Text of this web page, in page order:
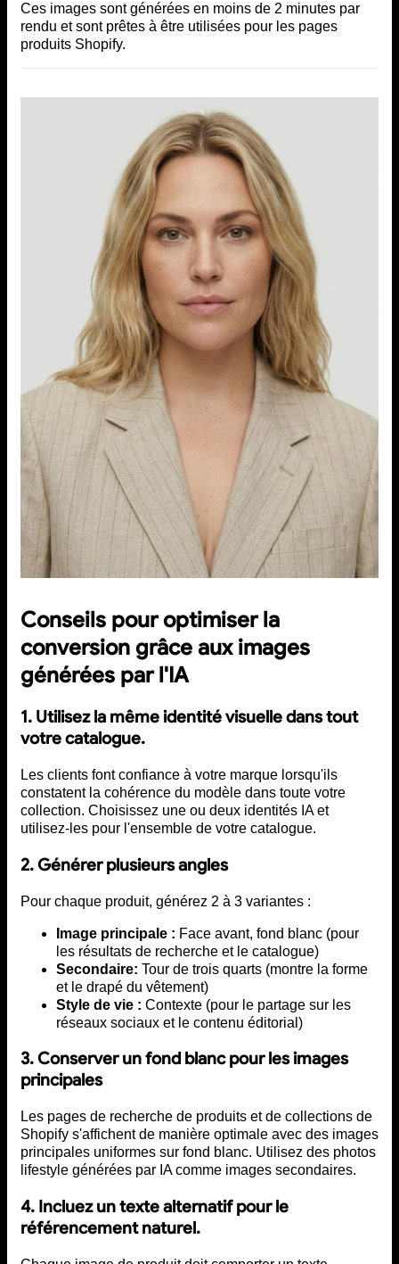
Ces images sont générées en moins de 2 minutes par
rendu et sont prêtes à être utilisées pour les pages
produits Shopify.
Conseils pour optimiser la
conversion grâce aux images
générées par l'IA
1. Utilisez la même identité visuelle dans tout
votre catalogue.
Les clients font confiance à votre marque lorsqu'ils
constatent la cohérence du modèle dans toute votre
collection. Choisissez une ou deux identités IA et
utilisez-les pour l'ensemble de votre catalogue.
2. Générer plusieurs angles
Pour chaque produit, générez 2 à 3 variantes :
Image principale : Face avant, fond blanc (pour
les résultats de recherche et le catalogue)
Secondaire: Tour de trois quarts (montre la forme
et le drapé du vêtement)
Style de vie : Contexte (pour le partage sur les
réseaux sociaux et le contenu éditorial)
3. Conserver un fond blanc pour les images
principales
Les pages de recherche de produits et de collections de
Shopify s'affichent de manière optimale avec des images
principales uniformes sur fond blanc. Utilisez des photos
lifestyle générées par IA comme images secondaires.
4. Incluez un texte alternatif pour le
référencement naturel.